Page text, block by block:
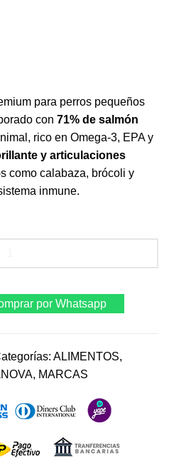
para perros pequeños
con 71% de salmón
rico en Omega-3, EPA y
y articulaciones
como calabaza, brócoli y
inmune.
por Whatsapp
ALIMENTOS,
, MARCAS